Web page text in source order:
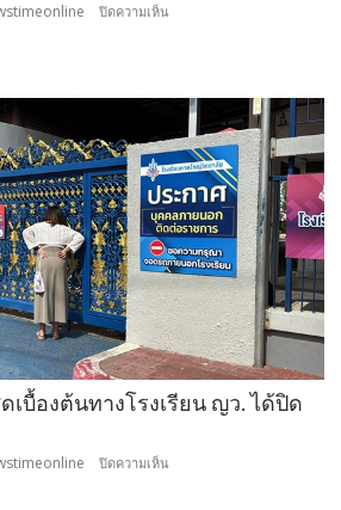
ปิดความเห็น
กิจกรรม
ครบ
รอบ134ปี
วัน
กำนัน
ผู้ใหญ่
บ้าน”
บื้องต้นทางโรงเรียน ญว. ได้ปิด
ปิดความเห็น